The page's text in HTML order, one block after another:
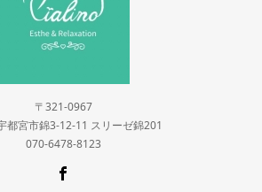
〒321-0967
都宮市錦3-12-11 スリーゼ錦201
070-6478-8123